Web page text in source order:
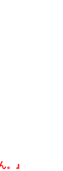
』